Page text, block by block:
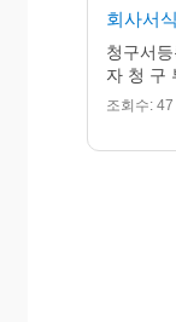
회사서식
청구서
자 청 구
조회수: